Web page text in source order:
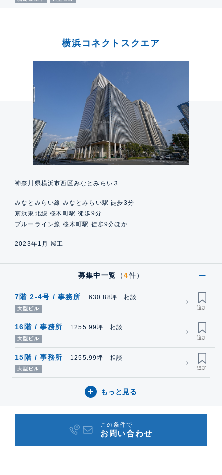
横浜コネクトスクエア
神奈川県横浜市西区みなとみらい３
みなとみらい線 みなとみらい駅 徒歩3分
京浜東北線 桜木町駅 徒歩9分
ブルーライン線 桜木町駅 徒歩9分ほか
2023年1月 竣工
募集中一覧 （4件）
7階 2-4号 / 事務所 630.88坪 相談
大型ビル
16階 / 事務所 1255.99坪 相談
大型ビル
15階 / 事務所 1255.99坪 相談
大型ビル
もっと見る
この条件で
お問い合わせ